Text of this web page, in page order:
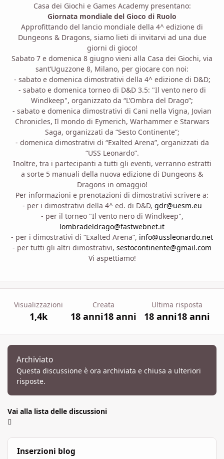
Casa dei Giochi e Games Academy presentano:
Giornata mondiale del Gioco di Ruolo
Approfittando del lancio mondiale della 4^ edizione di
Dungeons & Dragons, siamo lieti di invitarvi ad una due
giorni di gioco!
Sabato 7 e domenica 8 giugno vieni alla Casa dei Giochi, via
sant’Uguzzone 8, Milano, per giocare con noi:
- sabato e domenica dimostrativi della 4^ edizione di D&D;
- sabato e domenica torneo di D&D 3.5: "Il vento nero di
Windkeep", organizzato da “L’Ombra del Drago”;
- sabato e domenica dimostrativi di Cani nella Vigna, Jovian
Chronicles, Il mondo di Eymerich, Warhammer e Starwars
Saga, organizzati da “Sesto Continente”;
- domenica dimostrativi di “Exalted Arena”, organizzati da
“USS Leonardo”.
Inoltre, tra i partecipanti a tutti gli eventi, verranno estratti
a sorte 5 manuali della nuova edizione di Dungeons &
Dragons in omaggio!
Per informazioni e prenotazioni di dimostrativi scrivere a:
- per i dimostrativi della 4^ ed. di D&D, gdr@uesm.eu
- per il torneo "Il vento nero di Windkeep",
lombradeldrago@fastwebnet.it
- per i dimostrativi di “Exalted Arena”, info@ussleonardo.net
- per tutti gli altri dimostrativi, sestocontinente@gmail.com
Vi aspettiamo!
Visualizzazioni
1,4k
Creata
18 anni18 anni
Ultima risposta
18 anni18 anni
Archiviato
Questa discussione è ora archiviata e chiusa a ulteriori
risposte.
Vai alla lista delle discussioni
Inserzioni blog